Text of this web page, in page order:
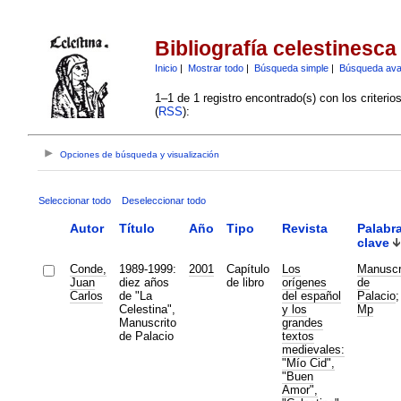
Bibliografía celestinesca
Inicio| Mostrar todo| Búsqueda simple| Búsqueda
1–1 de 1 registro encontrado(s) con los
(RSS):
Opciones de búsqueda y visualización
Seleccionar todo Deseleccionar todo
Autor Título Año Tipo Revista
clave
Conde,
Juan
Carlos
1989-1999:
diez años
de "La
Celestina",
Manuscrito
de Palacio
2001
Capítulo
de libro
Los
orígenes
del español
y los
grandes
textos
medievales:
"Mío Cid",
"Buen
Amor",
de
Palacio;
Mp